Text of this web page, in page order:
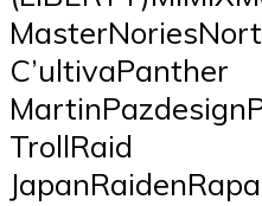
C’ultivaPanther
TrollRaid